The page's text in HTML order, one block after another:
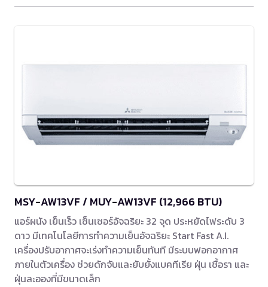
MSY-AW13VF / MUY-AW13VF (12,966 BTU)
แอร์ผนัง เย็นเร็ว เซ็นเซอร์อัจฉริยะ 32 จุด ประหยัดไฟระดับ 3
ดาว มีเทคโนโลยีการทำความเย็นอัจฉริยะ Start Fast A.I.
เครื่องปรับอากาศจะเร่งทำความเย็นทันที มีระบบฟอกอากาศ
ภายในตัวเครื่อง ช่วยดักจับและยับยั้งแบคทีเรีย ฝุ่น เชื้อรา และ
ฝุ่นละอองที่มีขนาดเล็ก